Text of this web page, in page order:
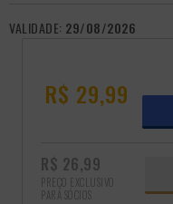
VALIDADE: 29/08/2026
R$ 29,99
R$ 26,99
PREÇO EXCLUSIVO
PARA SÓCIOS